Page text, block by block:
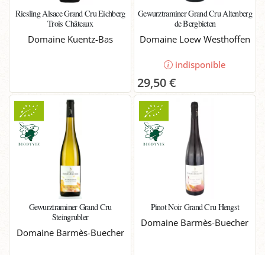
Riesling Alsace Grand Cru Eichberg
Trois Châteaux
Domaine Kuentz-Bas
Gewurztraminer Grand Cru Altenberg
de Bergbieten
Domaine Loew Westhoffen
indisponible
29,50 €
Gewurztraminer Grand Cru
Steingrubler
Domaine Barmès-Buecher
Pinot Noir Grand Cru Hengst
Domaine Barmès-Buecher